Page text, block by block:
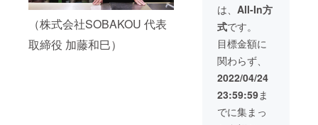
（株式会社SOBAKOU 代表
取締役 加藤和巳）
・玉栄
は年間
670トン
あまり
の生産
量で、
純米大
吟醸は
市場に
出回り
事券に
変更す
ること
も可
（妙蓮
寺本店
のみ。
事前に
ご予約
くださ
い。※お
そば+ど
んぶり
セット
はその
場で追
加料金
となり
ます
+100円
でごは
んセッ
は、 All-In方
式です。
目標金額に
関わらず、
2022/04/24
23:59:59ま
でに集まっ